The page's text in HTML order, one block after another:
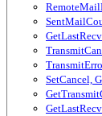
SetCancel,